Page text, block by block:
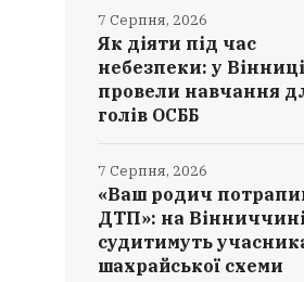
Як діяти під час
небезпеки: у Вінниці
провели навчання
голів ОСББ
7 Серпня, 2026
«Ваш родич
ДТП»: на Вінниччині
судитимуть
шахрайської схеми
7 Серпня, 2026